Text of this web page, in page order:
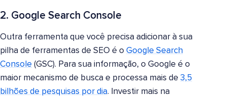
2. Google Search Console
Outra ferramenta que você precisa adicionar à sua
pilha de ferramentas de SEO é o Google Search
Console (GSC). Para sua informação, o Google é o
maior mecanismo de busca e processa mais de 3,5
bilhões de pesquisas por dia. Investir mais na